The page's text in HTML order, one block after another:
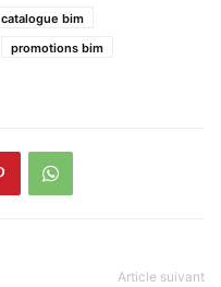
catalogue bim
promotions bim
Article suivant